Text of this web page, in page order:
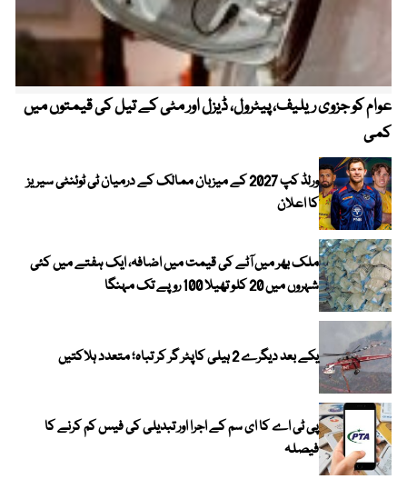
عوام کو جزوی ریلیف، پیٹرول، ڈیزل اور مٹی کے تیل کی قیمتوں میں
کمی
ورلڈ کپ 2027 کے میزبان ممالک کے درمیان ٹی ٹوئنٹی سیریز
کا اعلان
ملک بھر میں آٹے کی قیمت میں اضافہ، ایک ہفتے میں کئی
شہروں میں 20 کلو تھیلا 100 روپے تک مہنگا
یکے بعد دیگرے 2 ہیلی کاپٹر گر کر تباہ؛ متعدد ہلاکتیں
پی ٹی اے کا ای سم کے اجرا اور تبدیلی کی فیس کم کرنے کا
فیصلہ